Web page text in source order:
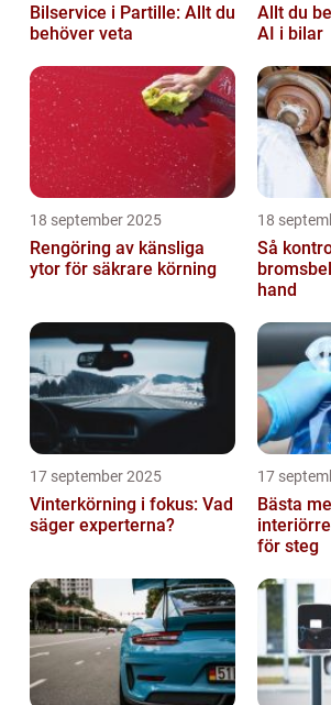
Bilservice i Partille: Allt du
behöver veta
Allt du
AI i bilar
18 september 2025
Rengöring av känsliga
ytor för säkrare körning
18
Så
hand
17 september 2025
Vinterkörning i fokus: Vad
säger experterna?
17
Bästa
för steg